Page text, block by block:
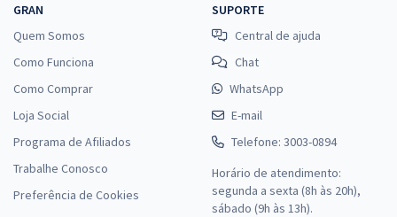
GRAN
Quem Somos
Como Funciona
Como Comprar
Loja Social
Programa de Afiliados
Trabalhe Conosco
Preferência de Cookies
SUPORTE
Central de ajuda
Chat
WhatsApp
E-mail
Telefone: 3003-0894
Horário de atendimento:
segunda a sexta (8h às 20h),
sábado (9h às 13h).